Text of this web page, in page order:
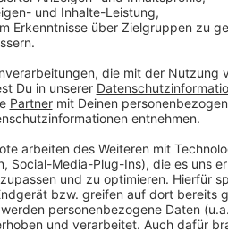
langwieriger Krankheit, die verfallen
Anzeige
Viele Klagen möglich
Ob das Urteil zu einer Klagewelle
auseinander, auch darüber, wie
Zeitraum offen. Er fürchte, "dass